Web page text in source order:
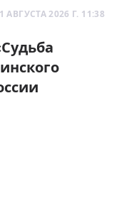
1 АВГУСТА 2026 Г. 11:38